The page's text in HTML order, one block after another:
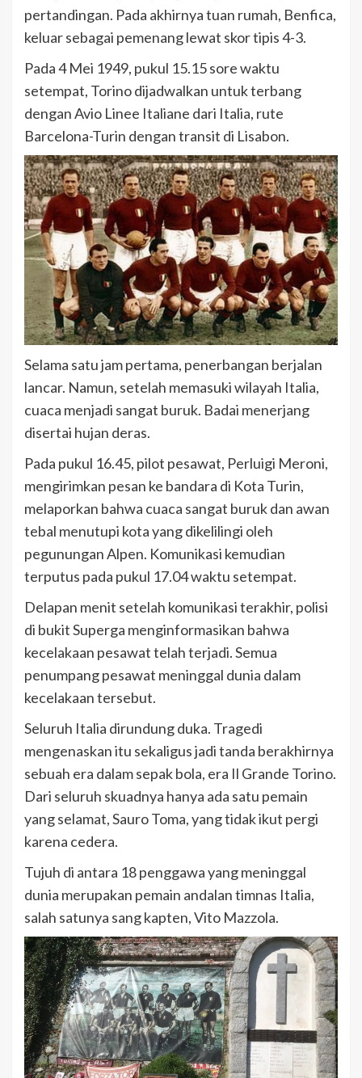
pertandingan. Pada akhirnya tuan rumah, Benfica,
keluar sebagai pemenang lewat skor tipis 4-3.
Pada 4 Mei 1949, pukul 15.15 sore waktu
setempat, Torino dijadwalkan untuk terbang
dengan Avio Linee Italiane dari Italia, rute
Barcelona-Turin dengan transit di Lisabon.
Selama satu jam pertama, penerbangan berjalan
lancar. Namun, setelah memasuki wilayah Italia,
cuaca menjadi sangat buruk. Badai menerjang
disertai hujan deras.
Pada pukul 16.45, pilot pesawat, Perluigi Meroni,
mengirimkan pesan ke bandara di Kota Turin,
melaporkan bahwa cuaca sangat buruk dan awan
tebal menutupi kota yang dikelilingi oleh
pegunungan Alpen. Komunikasi kemudian
terputus pada pukul 17.04 waktu setempat.
Delapan menit setelah komunikasi terakhir, polisi
di bukit Superga menginformasikan bahwa
kecelakaan pesawat telah terjadi. Semua
penumpang pesawat meninggal dunia dalam
kecelakaan tersebut.
Seluruh Italia dirundung duka. Tragedi
mengenaskan itu sekaligus jadi tanda berakhirnya
sebuah era dalam sepak bola, era Il Grande Torino.
Dari seluruh skuadnya hanya ada satu pemain
yang selamat, Sauro Toma, yang tidak ikut pergi
karena cedera.
Tujuh di antara 18 penggawa yang meninggal
dunia merupakan pemain andalan timnas Italia,
salah satunya sang kapten, Vito Mazzola.